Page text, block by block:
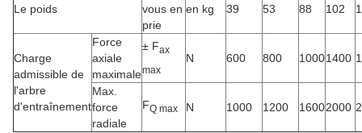
Le poids
vous en
prie
en kg 39 53 88 102
Charge
admissible de
l'arbre
d'entraînement
Force
axiale
maximale
± Fax
max
N 600 800 10001400
Max.
force
radiale
FQ max N 1000 1200 16002000